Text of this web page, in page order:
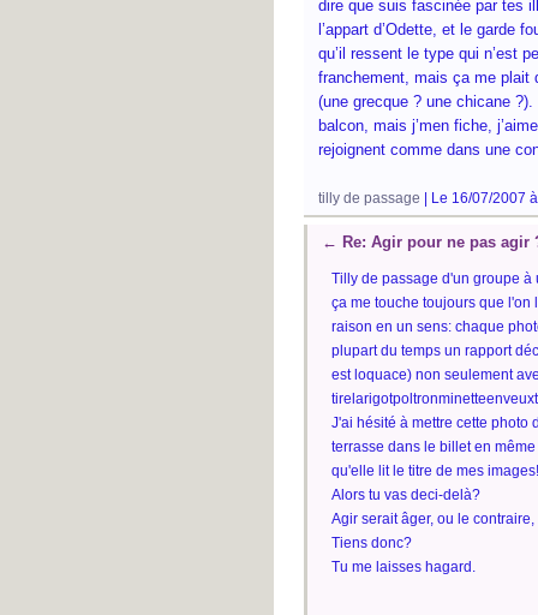
dire que suis fascinée par tes
l’appart d’Odette, et le garde
qu’il ressent le type qui n’est
franchement, mais ça me plait
(une grecque ? une chicane
balcon, mais j’men fiche,
rejoignent comme dans une
tilly de passage | Le 16/07/2007
← Re: Agir pour ne pas agir
Tilly de passage d'un groupe à
ça me touche toujours que l'on
raison en un sens: chaque
plupart du temps un rapport
est loquace) non seulement
J'ai hésité à mettre cette photo
terrasse dans le billet en
qu'elle lit le titre de mes
Alors tu vas deci-delà?
Agir serait âger, ou le
Tiens donc?
Tu me laisses hagard.